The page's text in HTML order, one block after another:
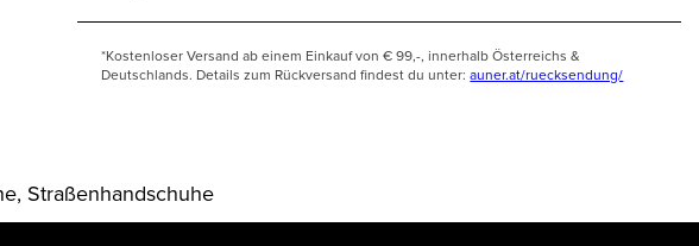
*Kostenloser Versand ab einem Einkauf von € 99,-, innerhalb Österreichs &
Deutschlands. Details zum Rückversand findest du unter:auner.at/ruecksendung/
Straßenhandschuhe